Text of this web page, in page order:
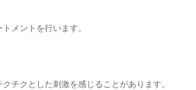
メントを行います。
チクとした刺激を感じることがあります。